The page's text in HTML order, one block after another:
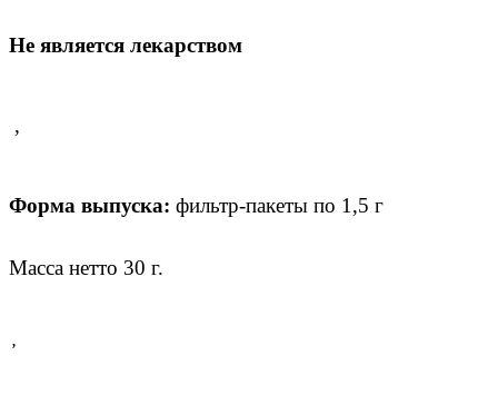
Не является лекарством
,
Форма выпуска: фильтр-пакеты по 1,5 г
Масса нетто 30 г.
,